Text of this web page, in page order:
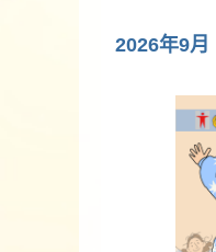
2026年9月